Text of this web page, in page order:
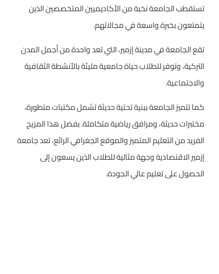
تستقطب الجامعة نخبة من الأكاديميين المتخصصين الذين
يتمتعون بخبرة واسعة في مجالاتهم.
تقع الجامعة في مدينة إزمير، التي تعد واحدة من أجمل المدن
التركية، وتوفر للطلاب حياة جامعية مليئة بالأنشطة الثقافية
والاجتماعية.
كما تتميز الجامعة ببنية تحتية حديثة تشمل مكتبات متطورة،
مختبرات حديثة، ومرافق رياضية متكاملة. بفضل هذا المزيج
الفريد من التعليم المتميز والموقع الجغرافي الرائع، تعد جامعة
إزمير الاقتصادية وجهة مثالية للطلاب الذين يسعون إلى
الحصول على تعليم عالي الجودة.